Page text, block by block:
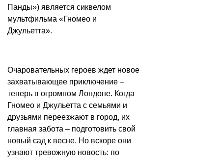
Панды») является сиквелом
мультфильма «Гномео и
Джульетта».
Очаровательных героев ждет новое
захватывающее приключение –
теперь в огромном Лондоне. Когда
Гномео и Джульетта с семьями и
друзьями переезжают в город, их
главная забота – подготовить свой
новый сад к весне. Но вскоре они
узнают тревожную новость: по